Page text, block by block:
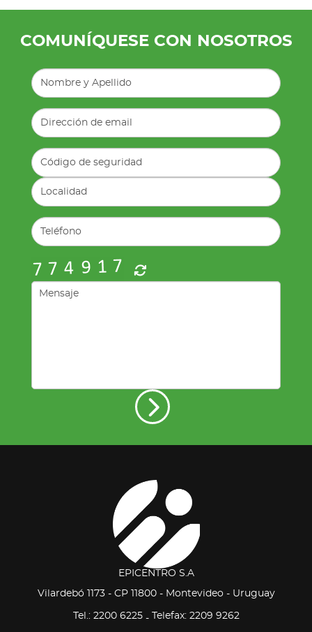
COMUNÍQUESE CON NOSOTROS
EPICENTRO S.A
Vilardebó 1173 - CP 11800 - Montevideo - Uruguay
Tel.: 2200 6225- Telefax: 2209 9262